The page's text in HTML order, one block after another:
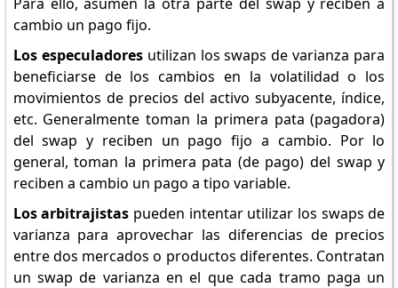
cambio un pago fijo.
Los especuladoresutilizan los swaps de varianza para
beneficiarse de los cambios en la volatilidad o los
movimientos de precios del activo subyacente, índice,
etc. Generalmente toman la primera pata (pagadora)
del swap y reciben un pago fijo a cambio. Por lo
general, toman la primera pata (de pago) del swap y
reciben a cambio un pago a tipo variable.
Los arbitrajistas pueden intentar utilizar los swaps de
varianza para aprovechar las diferencias de precios
entre dos mercados o productos diferentes. Contratan
un swap de varianza en el que cada tramo paga un